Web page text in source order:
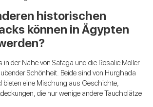
historischen
können in Ägypten
in der Nähe von Safaga und die Rosalie Moller
Schönheit. Beide sind von Hurghada
bieten eine Mischung aus Geschichte,
die nur wenige andere Tauchplätze